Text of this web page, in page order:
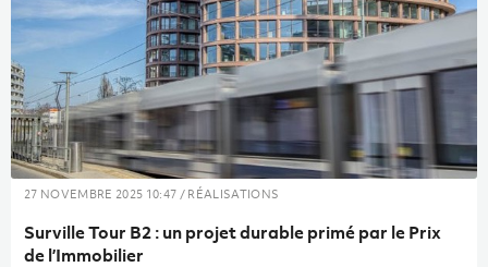
27 NOVEMBRE 2025 10:47 / RÉALISATIONS
Surville Tour B2 : un projet durable primé par le Prix
de l’Immobilier